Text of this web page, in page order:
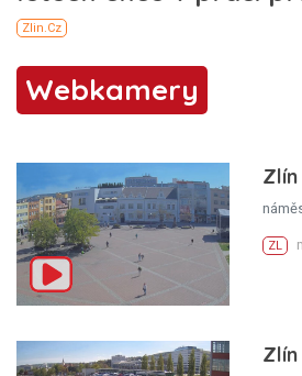
Webkamery
Zlín
ZL
Zlín